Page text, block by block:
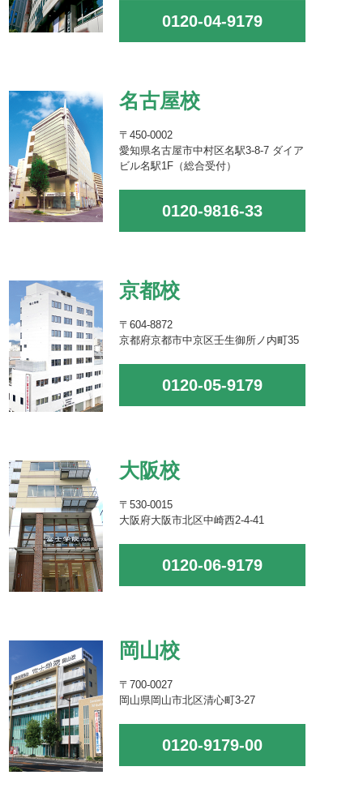
0120-04-9179
名古屋校
〒450-0002
愛知県名古屋市中村区名駅3-8-7 ダイア
ビル名駅1F（総合受付）
0120-9816-33
京都校
〒604-8872
京都府京都市中京区壬生御所ノ内町35
0120-05-9179
大阪校
〒530-0015
大阪府大阪市北区中崎西2-4-41
0120-06-9179
岡山校
〒700-0027
岡山県岡山市北区清心町3-27
0120-9179-00